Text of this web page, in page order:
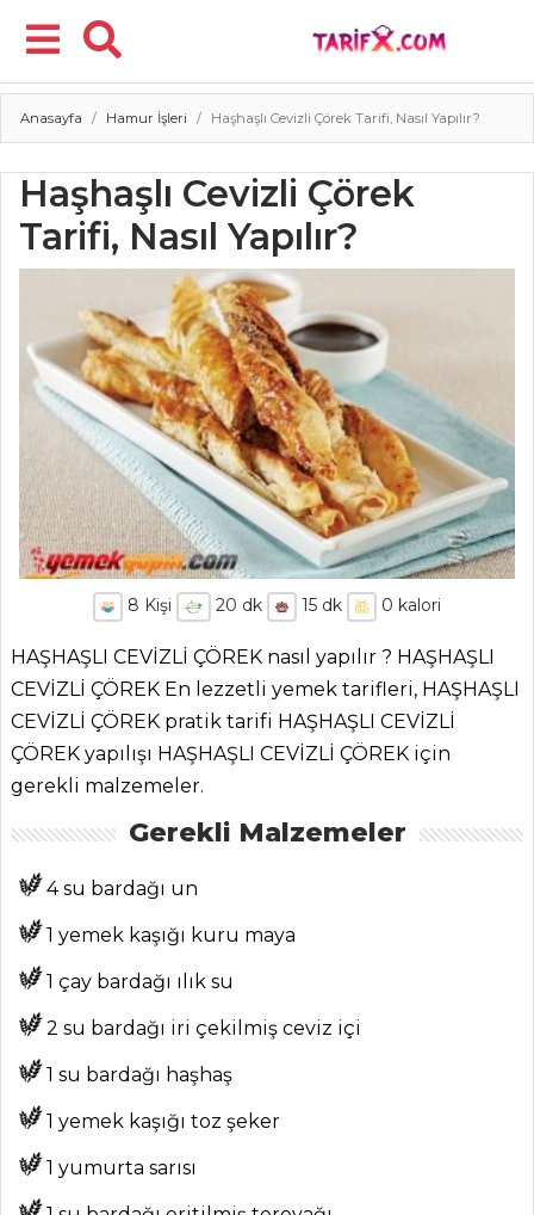
Menü
ANASAYFA
BLOG
Anasayfa Hamur İşleri Haşhaşlı Cevizli Çörek Tarifi, Nasıl Yapılır?
Haşhaşlı Cevizli Çörek
Tarifi, Nasıl Yapılır?
8 Kişi 20 dk 15 dk 0 kalori
HAŞHAŞLI CEVİZLİ ÇÖREK nasıl yapılır ? HAŞHAŞLI
CEVİZLİ ÇÖREK En lezzetli yemek tarifleri, HAŞHAŞLI
CEVİZLİ ÇÖREK pratik tarifi HAŞHAŞLI CEVİZLİ
ÇÖREK yapılışı HAŞHAŞLI CEVİZLİ ÇÖREK için
gerekli malzemeler.
Gerekli Malzemeler
4 su bardağı un
1 yemek kaşığı kuru maya
1 çay bardağı ılık su
2 su bardağı iri çekilmiş ceviz içi
1 su bardağı haşhaş
1 yemek kaşığı toz şeker
1 yumurta sarısı